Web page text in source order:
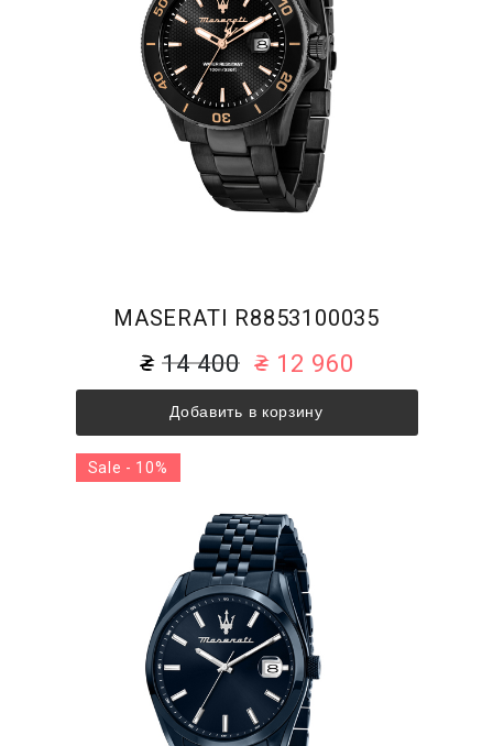
MASERATI R8853100035
14 400 12 960
Добавить в корзину
Sale - 10%